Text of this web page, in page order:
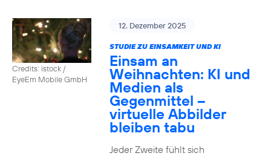
Credits: istock /
EyeEm Mobile GmbH
12. Dezember 2025
STUDIE ZU EINSAMKEIT UND KI
Einsam an
Weihnachten: KI und
Medien als
Gegenmittel –
virtuelle Abbilder
bleiben tabu
Jeder Zweite fühlt sich